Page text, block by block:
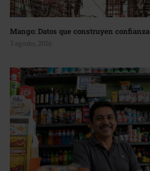
Mango: Datos que construyen confianza
3 agosto, 2026